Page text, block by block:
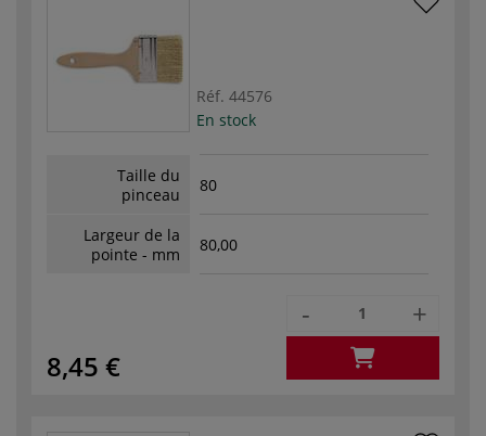
Réf. 44576
En stock
Taille du
pinceau
80
Largeur de la
pointe - mm
80,00
8,45 €
- +